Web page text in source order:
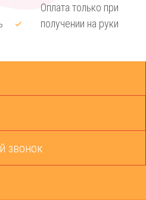
Оплата только при
получении на руки
звонок